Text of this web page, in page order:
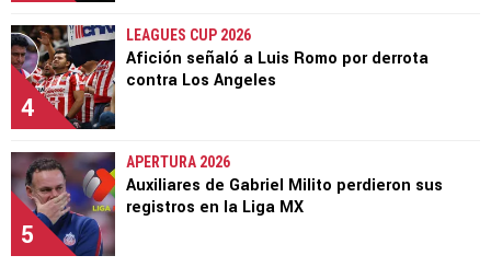
4
LEAGUES CUP 2026
Afición señaló a Luis Romo por derrota
contra Los Angeles
5
APERTURA 2026
Auxiliares de Gabriel Milito perdieron sus
registros en la Liga MX